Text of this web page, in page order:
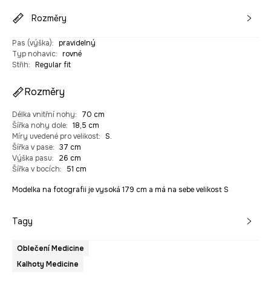
Rozměry
Pas (výška): pravidelný
Typ nohavic: rovné
Střih: Regular fit
Rozměry
Délka vnitřní nohy:
70 cm
Šířka nohy dole: 18,5 cm
Míry uvedené pro velikost: S.
Šířka v pase: 37 cm
Výška pasu:
26 cm
Šířka v bocích: 51 cm
Modelka na fotografii je vysoká 179 cm a má na sebe velikost S
Tagy
Oblečení Medicine
Kalhoty Medicine